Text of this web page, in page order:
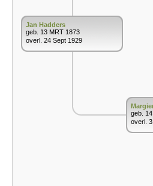
Jan Hadders
geb. 13 MRT 1873
overl. 24 Sept 1929
geb.
overl.